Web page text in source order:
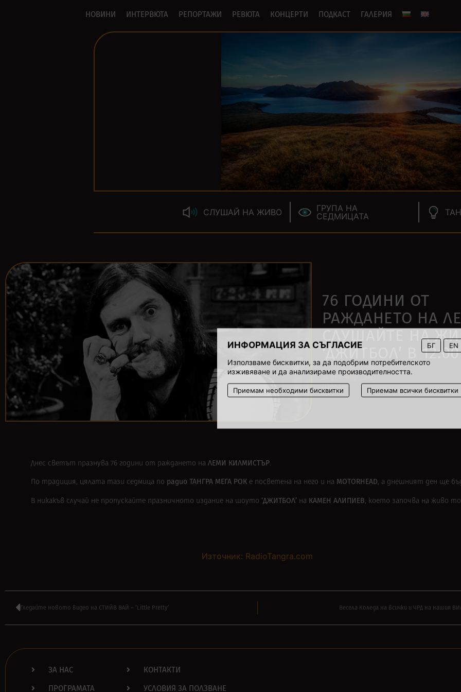
ИНФОРМАЦИЯ ЗА СЪГЛАСИЕ БГ EN
Използваме бисквитки, за да подобрим потребителското
изживяване и да анализираме производителността.
Приемам необходими бисквитки Приемам всички бисквитки
НОВИНИ ИНТЕРВЮТА РЕПОРТАЖИ РЕВЮТА КОНЦЕРТИ ПОДКАСТ ГАЛЕРИЯ
СЛУШАЙ НА ЖИВО
ГРУПА НА
СЕДМИЦАТА
76 ГОДИНИ ОТ
РАЖДАНЕТО НА
СЛУШАЙТЕ НА
‘ДЖИТБОЛ’ В 12:00
24 декември 2021
00:00
Днес светът празнува 76 години от раждането на ЛЕМИ КИЛМИСТЪР.
По традиция, цялата тази седмица по радио ТАНГРА МЕГА РОК е посветена на него и на MOTORHEAD, а днешният ден ще
В никакъв случай не пропускайте празничното издание на шоуто ‘ДЖИТБОЛ’ на КАМЕН АЛИПИЕВ, което започва на живо
Източник: RadioTangra.com
Гледайте новото видео на СТИЙВ ВАЙ – ‘Little Pretty’ Весела Коледа на всички и ЧРД на нашия
ЗА НАС
ПРОГРАМАТА
КОНТАКТИ
УСЛОВИЯ ЗА ПОЛЗВАНЕ